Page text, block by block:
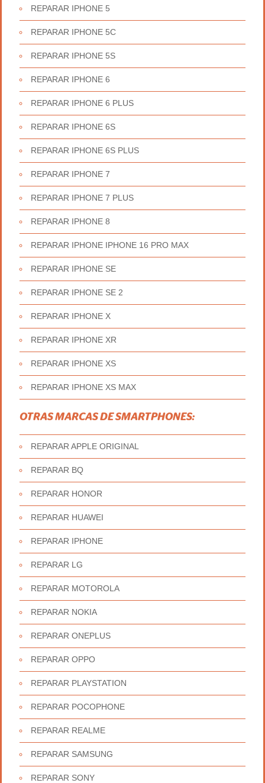
REPARAR IPHONE 5
REPARAR IPHONE 5C
REPARAR IPHONE 5S
REPARAR IPHONE 6
REPARAR IPHONE 6 PLUS
REPARAR IPHONE 6S
REPARAR IPHONE 6S PLUS
REPARAR IPHONE 7
REPARAR IPHONE 7 PLUS
REPARAR IPHONE 8
REPARAR IPHONE IPHONE 16 PRO MAX
REPARAR IPHONE SE
REPARAR IPHONE SE 2
REPARAR IPHONE X
REPARAR IPHONE XR
REPARAR IPHONE XS
REPARAR IPHONE XS MAX
OTRAS MARCAS DE SMARTPHONES:
REPARAR APPLE ORIGINAL
REPARAR BQ
REPARAR HONOR
REPARAR HUAWEI
REPARAR IPHONE
REPARAR LG
REPARAR MOTOROLA
REPARAR NOKIA
REPARAR ONEPLUS
REPARAR OPPO
REPARAR PLAYSTATION
REPARAR POCOPHONE
REPARAR REALME
REPARAR SAMSUNG
REPARAR SONY